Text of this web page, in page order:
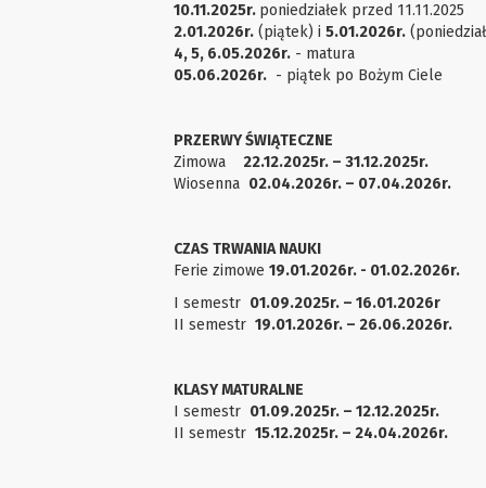
10.11.2025r. poniedziałek przed 11.11.2025
2.01.2026r. (piątek) i 5.01.2026r.
4, 5, 6.05.2026r. - matura
05.06.2026r. - piątek po Bożym Ciele
PRZERWY ŚWIĄTECZNE
Zimowa 22.12.2025r. – 31.12.2025r.
Wiosenna 02.04.2026r. – 07.04.2026r.
CZAS TRWANIA NAUKI
Ferie zimowe 19.01.2026r. - 01.02.2026r.
I semestr 01.09.2025r. – 16.01.2026r
II semestr 19.01.2026r. – 26.06.2026r.
KLASY MATURALNE
I semestr 01.09.2025r. – 12.12.2025r.
II semestr 15.12.2025r. – 24.04.2026r.